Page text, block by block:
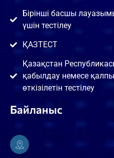
Бірінші басшы
үшін тестілеу
ҚАЗТЕСТ
Қазақстан
қабылдау немесе
өткізілетін тестілеу
Байланыс